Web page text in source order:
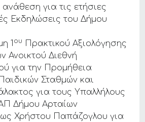
για τις ετήσιες
Εκδηλώσεις του Δήμου
1 ου Πρακτικού Αξιολόγησης
Διεθνή
για την Προμήθεια
Σταθμών και
για τους Υπαλλήλους
Δήμου Αρταίων
Χρήστου Παπάζογλου για